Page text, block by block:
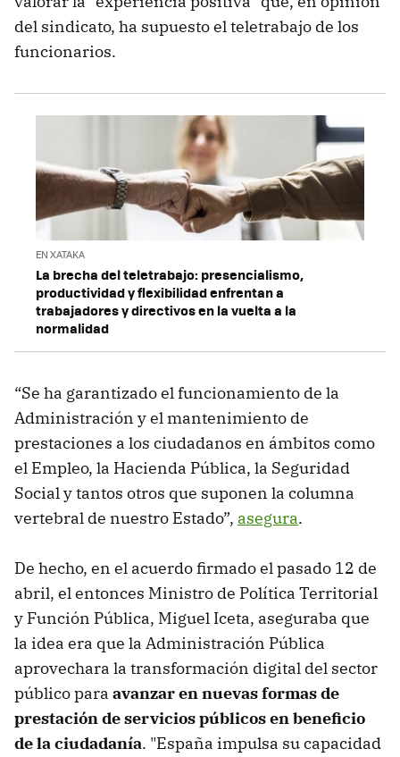
del sindicato, ha supuesto el teletrabajo de los
funcionarios.
EN XATAKA
La brecha del teletrabajo: presencialismo,
productividad y flexibilidad enfrentan a
trabajadores y directivos en la vuelta a la
normalidad
“Se ha garantizado el funcionamiento de la
Administración y el mantenimiento de
prestaciones a los ciudadanos en ámbitos como
el Empleo, la Hacienda Pública, la Seguridad
Social y tantos otros que suponen la columna
vertebral de nuestro Estado”, asegura.
De hecho, en el acuerdo firmado el pasado 12 de
abril, el entonces Ministro de Política Territorial
y Función Pública, Miguel Iceta, aseguraba que
la idea era que la Administración Pública
aprovechara la transformación digital del sector
público para avanzar en nuevas formas de
prestación de servicios públicos en beneficio
de la ciudadanía. "España impulsa su capacidad